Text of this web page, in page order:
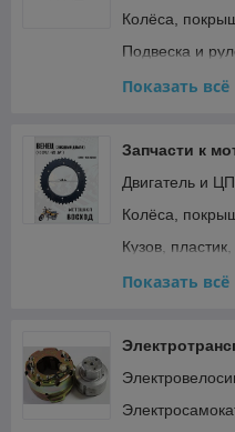
Колёса,
Подвеска и
Прочее
Топливная
Тормозная
Трансмиссия
Показать всё
Запчасти к
Двигатель и
Колёса,
Кузов,
Подвеска и
Ремкомплекты,
Топливная
Трансмиссия
Показать всё